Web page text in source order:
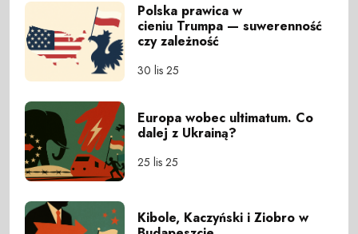
Polska prawica w
cieniu Trumpa — suwerenność
czy zależność
30 lis 25
Europa wobec ultimatum. Co
dalej z Ukrainą?
25 lis 25
Kibole, Kaczyński i Ziobro w